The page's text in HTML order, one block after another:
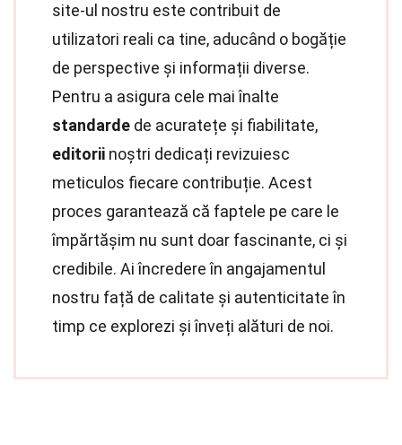
site-ul nostru este contribuit de
utilizatori reali ca tine, aducând o bogăție
de perspective și informații diverse.
Pentru a asigura cele mai înalte
standarde de acuratețe și fiabilitate,
editorii noștri dedicați revizuiesc
meticulos fiecare contribuție. Acest
proces garantează că faptele pe care le
împărtășim nu sunt doar fascinante, ci și
credibile. Ai încredere în angajamentul
nostru față de calitate și autenticitate în
timp ce explorezi și înveți alături de noi.